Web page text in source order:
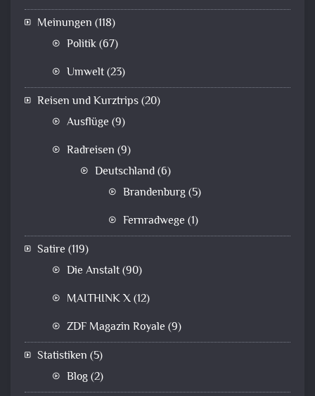
Meinungen (118)
Politik(67)
Umwelt(23)
Reisen und Kurztrips(20)
Ausflüge (9)
Radreisen (9)
Deutschland(6)
Brandenburg(5)
Fernradwege (1)
Satire (119)
Die Anstalt(90)
MAITHINK X(12)
ZDF Magazin Royale (9)
Statistiken (5)
Blog(2)